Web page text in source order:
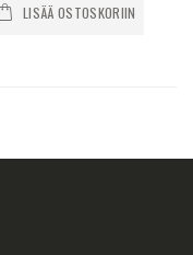
LISÄÄ OSTOSKORIIN